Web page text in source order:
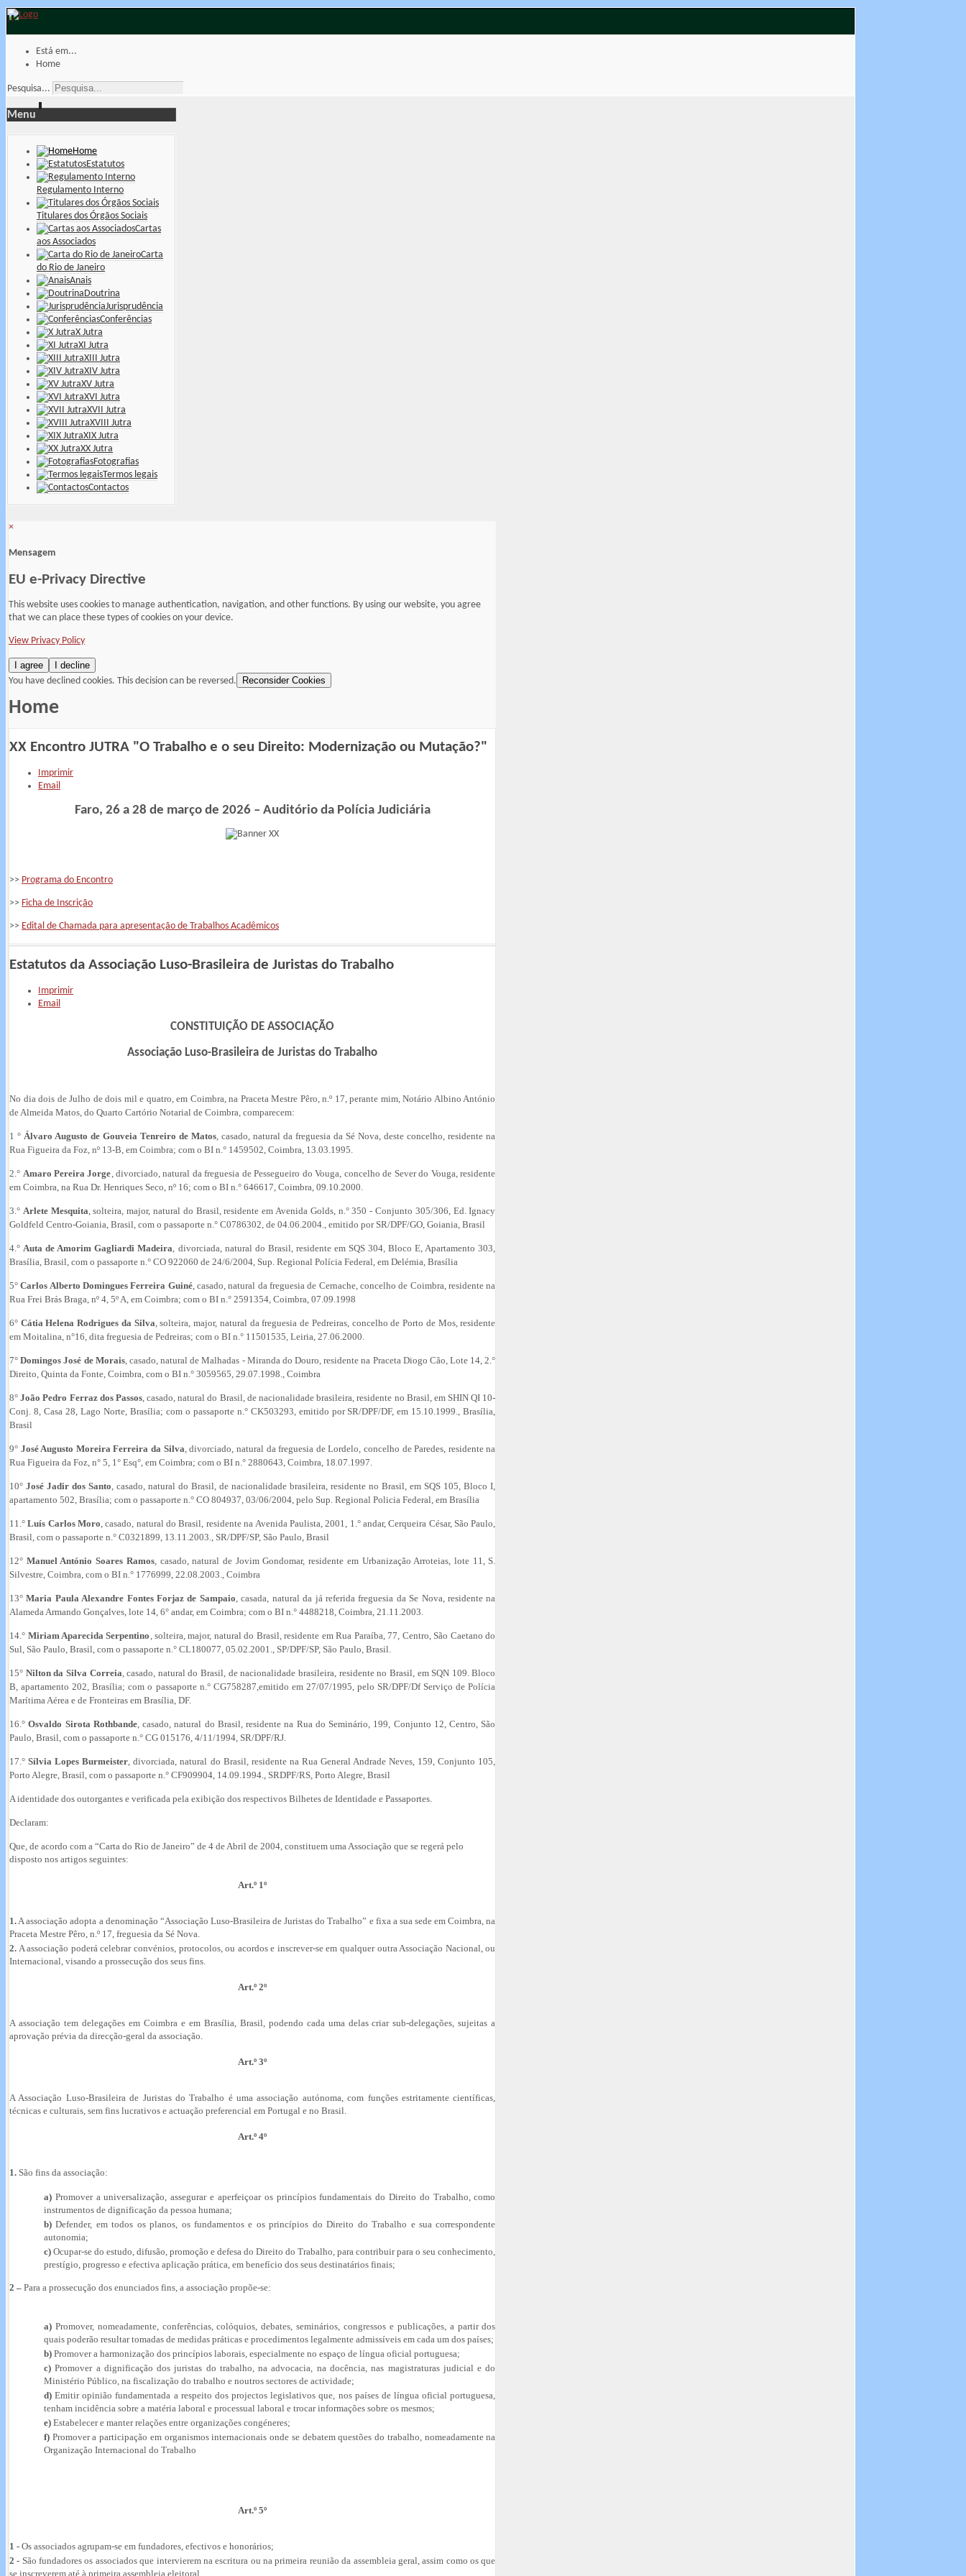
Está em...
Home
Pesquisa...
Menu
Home
Estatutos
Regulamento Interno
Titulares dos Órgãos Sociais
Cartas
aos Associados
Carta
do Rio de Janeiro
Anais
Doutrina
Jurisprudência
Conferências
X Jutra
XI Jutra
XIII Jutra
XIV Jutra
XV Jutra
XVI Jutra
XVII Jutra
XVIII Jutra
XIX Jutra
XX Jutra
Fotografias
Termos legais
Contactos
×
Mensagem
EU e-Privacy Directive
This website uses cookies to manage authentication, navigation, and other functions. By using our website, you agree
that we can place these types of cookies on your device.
View Privacy Policy
I agree
I decline
You have declined cookies. This decision can be reversed.
Reconsider Cookies
Home
XX Encontro JUTRA "O Trabalho e o seu Direito: Modernização ou Mutação?"
Imprimir
Email
Faro, 26 a 28 de março de 2026 – Auditório da Polícia Judiciária
>> Programa do Encontro
>> Ficha de Inscrição
>> Edital de Chamada para apresentação de Trabalhos Acadêmicos
Estatutos da Associação Luso-Brasileira de Juristas do Trabalho
Imprimir
Email
CONSTITUIÇÃO DE ASSOCIAÇÃO
Associação Luso-Brasileira de Juristas do Trabalho
No dia dois de Julho de dois mil e quatro, em Coimbra, na Praceta Mestre Pêro, n.º 17, perante mim, Notário Albino António
de Almeida Matos, do Quarto Cartório Notarial de Coimbra, comparecem:
1 ° Álvaro Augusto de Gouveia Tenreiro de Matos , casado, natural da freguesia da Sé Nova, deste concelho, residente na
Rua Figueira da Foz, nº 13-B, em Coimbra; com o BI n.° 1459502, Coimbra, 13.03.1995.
2.° Amaro Pereira Jorge , divorciado, natural da freguesia de Pessegueiro do Vouga, concelho de Sever do Vouga, residente
em Coimbra, na Rua Dr. Henriques Seco, nº 16; com o BI n.° 646617, Coimbra, 09.10.2000.
3.° Arlete Mesquita , solteira, major, natural do Brasil, residente em Avenida Golds, n.° 350 - Conjunto 305/306, Ed. Ignacy
Goldfeld Centro-Goiania, Brasil, com o passaporte n.° C0786302, de 04.06.2004., emitido por SR/DPF/GO, Goiania, Brasil
4.° Auta de Amorim Gagliardi Madeira
, divorciada, natural do Brasil, residente em SQS 304, Bloco E, Apartamento 303,
Brasília, Brasil, com o passaporte n.° CO 922060 de 24/6/2004, Sup. Regional Polícia Federal, em Delémia, Brasília
5°Carlos Alberto Domingues Ferreira Guiné, casado, natural da freguesia de Cernache, concelho de Coimbra, residente na
Rua Frei Brás Braga, nº 4, 5º A, em Coimbra; com o BI n.° 2591354, Coimbra, 07.09.1998
6° Cátia Helena Rodrigues da Silva , solteira, major, natural da freguesia de Pedreiras, concelho de Porto de Mos, residente
em Moitalina, n°16, dita freguesia de Pedreiras; com o BI n.° 11501535, Leiria, 27.06.2000.
7°Domingos José de Morais, casado, natural de Malhadas - Miranda do Douro, residente na Praceta Diogo Cão, Lote 14, 2.°
Direito, Quinta da Fonte, Coimbra, com o BI n.° 3059565, 29.07.1998., Coimbra
8°João Pedro Ferraz dos Passos, casado, natural do Brasil, de nacionalidade brasileira, residente no Brasil, em SHIN QI 10-
Conj. 8, Casa 28, Lago Norte, Brasília; com o passaporte n.° CK503293, emitido por SR/DPF/DF, em 15.10.1999., Brasília,
Brasil
9° José Augusto Moreira Ferreira da Silva , divorciado, natural da freguesia de Lordelo, concelho de Paredes, residente na
Rua Figueira da Foz, n° 5, 1° Esq°, em Coimbra; com o BI n.° 2880643, Coimbra, 18.07.1997.
10°José Jadir dos Santo , casado, natural do Brasil, de nacionalidade brasileira, residente no Brasil, em SQS 105, Bloco I,
apartamento 502, Brasília; com o passaporte n.° CO 804937, 03/06/2004, pelo Sup. Regional Policia Federal, em Brasília
11.°Luís Carlos Moro , casado, natural do Brasil, residente na Avenida Paulista, 2001, 1.° andar, Cerqueira César, São Paulo,
Brasil, com o passaporte n.° C0321899, 13.11.2003., SR/DPF/SP, São Paulo, Brasil
12° Manuel António Soares Ramos, casado, natural de Jovim Gondomar, residente em Urbanização Arroteias, lote 11, S.
Silvestre, Coimbra, com o BI n.° 1776999, 22.08.2003., Coimbra
13°Maria Paula Alexandre Fontes Forjaz de Sampaio , casada, natural da já referida freguesia da Se Nova, residente na
Alameda Armando Gonçalves, lote 14, 6° andar, em Coimbra; com o BI n.° 4488218, Coimbra, 21.11.2003.
14.° Miriam Aparecida Serpentino , solteira, major, natural do Brasil, residente em Rua Paraíba, 77, Centro, São Caetano do
Sul, São Paulo, Brasil, com o passaporte n.° CL180077, 05.02.2001., SP/DPF/SP, São Paulo, Brasil.
15° Nilton da Silva Correia , casado, natural do Brasil, de nacionalidade brasileira, residente no Brasil, em SQN 109. Bloco
B, apartamento 202, Brasília; com o passaporte n.° CG758287,emitido em 27/07/1995, pelo SR/DPF/Df Serviço de Polícia
Marítima Aérea e de Fronteiras em Brasília, DF.
16.°Osvaldo Sirota Rothbande, casado, natural do Brasil, residente na Rua do Seminário, 199, Conjunto 12, Centro, São
Paulo, Brasil, com o passaporte n.° CG 015176, 4/11/1994, SR/DPF/RJ.
17.°Sílvia Lopes Burmeister , divorciada, natural do Brasil, residente na Rua General Andrade Neves, 159, Conjunto 105,
Porto Alegre, Brasil, com o passaporte n.° CF909904, 14.09.1994., SRDPF/RS, Porto Alegre, Brasil
A identidade dos outorgantes e verificada pela exibição dos respectivos Bilhetes de Identidade e Passaportes.
Declaram:
Que, de acordo com a “Carta do Rio de Janeiro” de 4 de Abril de 2004, constituem uma Associação que se regerá pelo
disposto nos artigos seguintes:
Art.º 1º
1. A associação adopta a denominação “Associação Luso-Brasileira de Juristas do Trabalho” e fixa a sua sede em Coimbra, na
Praceta Mestre Pêro, n.º 17, freguesia da Sé Nova.
2. A associação poderá celebrar convénios, protocolos, ou acordos e inscrever-se em qualquer outra Associação Nacional, ou
Internacional, visando a prossecução dos seus fins.
Art.º 2º
A associação tem delegações em Coimbra e em Brasília, Brasil, podendo cada uma delas criar sub-delegações, sujeitas a
aprovação prévia da direcção-geral da associação.
Art.º 3º
A Associação Luso-Brasileira de Juristas do Trabalho é uma associação autónoma, com funções estritamente científicas,
técnicas e culturais, sem fins lucrativos e actuação preferencial em Portugal e no Brasil.
Art.º 4º
1. São fins da associação:
a) Promover a universalização, assegurar e aperfeiçoar os princípios fundamentais do Direito do Trabalho, como
instrumentos de dignificação da pessoa humana;
b) Defender, em todos os planos, os fundamentos e os princípios do Direito do Trabalho e sua correspondente
autonomia;
c) Ocupar-se do estudo, difusão, promoção e defesa do Direito do Trabalho, para contribuir para o seu conhecimento,
prestígio, progresso e efectiva aplicação prática, em benefício dos seus destinatários finais;
2 – Para a prossecução dos enunciados fins, a associação propõe-se:
a) Promover, nomeadamente, conferências, colóquios, debates, seminários, congressos e publicações, a partir dos
quais poderão resultar tomadas de medidas práticas e procedimentos legalmente admissíveis em cada um dos países;
b) Promover a harmonização dos princípios laborais, especialmente no espaço de língua oficial portuguesa;
c) Promover a dignificação dos juristas do trabalho, na advocacia, na docência, nas magistraturas judicial e do
Ministério Público, na fiscalização do trabalho e noutros sectores de actividade;
d) Emitir opinião fundamentada a respeito dos projectos legislativos que, nos países de língua oficial portuguesa,
tenham incidência sobre a matéria laboral e processual laboral e trocar informações sobre os mesmos;
e) Estabelecer e manter relações entre organizações congéneres;
f) Promover a participação em organismos internacionais onde se debatem questões do trabalho, nomeadamente na
Organização Internacional do Trabalho
Art.º 5º
1 - Os associados agrupam-se em fundadores, efectivos e honorários;
2 - São fundadores os associados que intervierem na escritura ou na primeira reunião da assembleia geral, assim como os que
se inscreverem até à primeira assembleia eleitoral.